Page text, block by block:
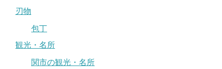
刃物
包丁
観光・名所
関市の観光・名所